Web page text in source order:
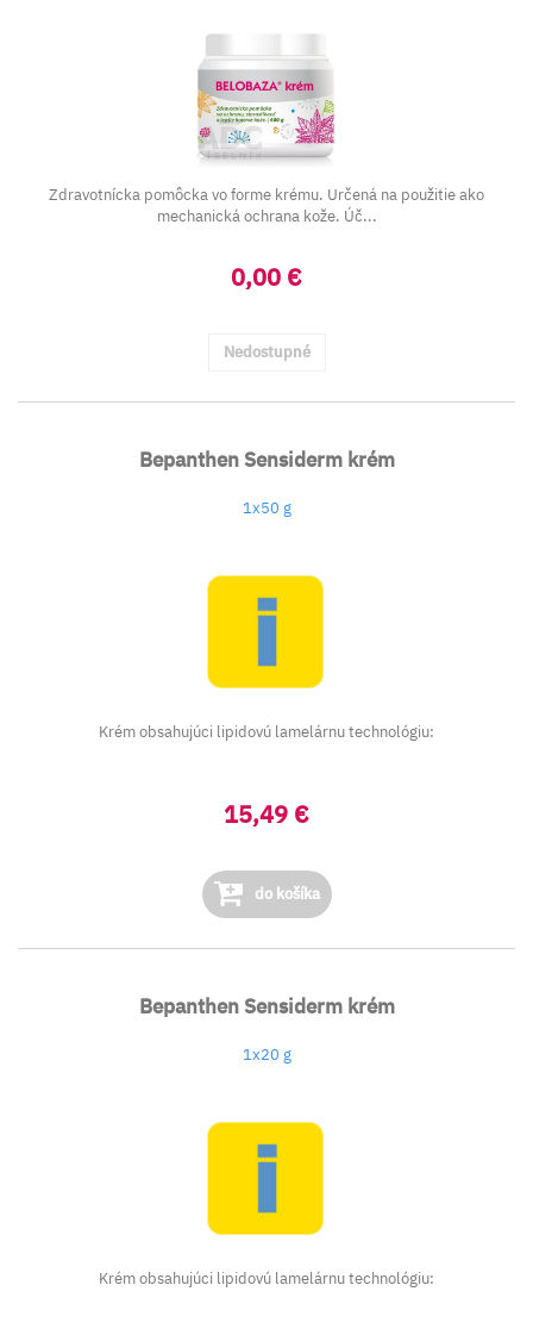
Zdravotnícka pomôcka vo forme krému. Určená na použitie ako
mechanická ochrana kože. Úč...
0,00 €
Nedostupné
Bepanthen Sensiderm krém
1x50 g
Krém obsahujúci lipidovú lamelárnu technológiu:
15,49 €
do košíka
Bepanthen Sensiderm krém
1x20 g
Krém obsahujúci lipidovú lamelárnu technológiu: